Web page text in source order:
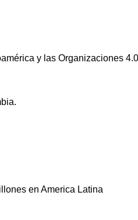
y las Organizaciones 4.0
en America Latina